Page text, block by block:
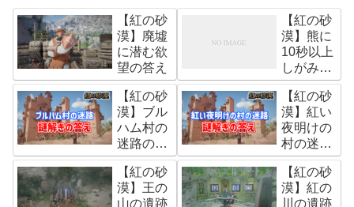
【紅の砂
漠】廃墟
に潜む欲
望の答え
【紅の砂
漠】熊に
10秒以上
しがみつ
くの達成
方法【野
獣の嵐：
チャレン
ジ】
【紅の砂
漠】ブル
ハム村の
迷路の謎
解きの答
え
【紅の砂
漠】紅い
夜明けの
村の迷路
の謎解き
の答え
【紅の砂
漠】王の
山の遺跡
【紅の砂
漠】紅の
川の遺跡